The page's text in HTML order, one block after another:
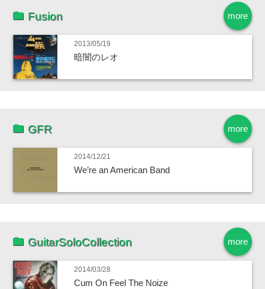
more
Fusion
2013/05/19
暗闇のレオ
more
GFR
2014/12/21
We’re an American Band
more
GuitarSoloCollection
2014/03/28
Cum On Feel The Noize